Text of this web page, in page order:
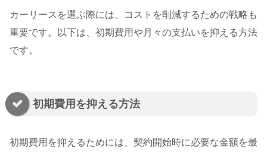
カーリースを選ぶ際には、コストを削減するための戦略も
重要です。以下は、初期費用や月々の支払いを抑える方法
です。
初期費用を抑える方法
初期費用を抑えるためには、契約開始時に必要な金額を最